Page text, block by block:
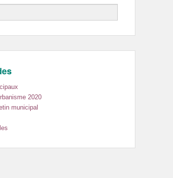
2020
municipal